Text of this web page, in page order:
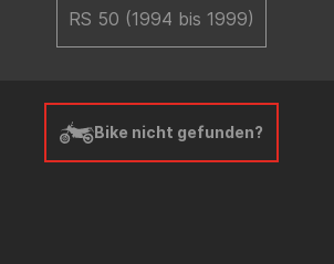
RS 50 (1994 bis 1999)
Bike nicht gefunden?